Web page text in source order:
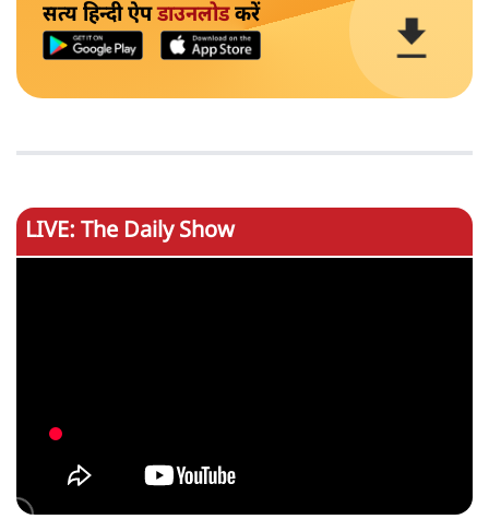
सत्य हिन्दी ऐपडाउनलोडकरें
LIVE: The Daily Show